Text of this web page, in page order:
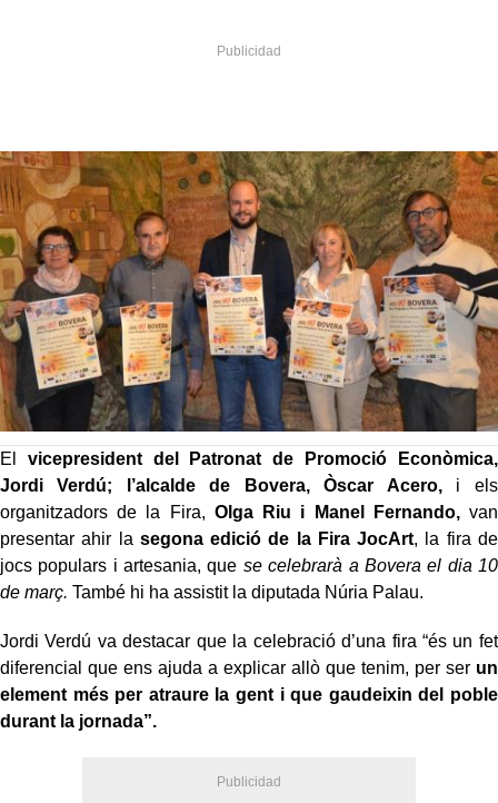
El vicepresident del Patronat de Promoció Econòmica,
Jordi Verdú; l’alcalde de Bovera, Òscar Acero,i els
organitzadors de la Fira, Olga Riu i Manel Fernando,van
presentar ahir la segona edició de la Fira JocArt, la fira de
jocs populars i artesania, que se celebrarà a Bovera el dia 10
de març. També hi ha assistit la diputada Núria Palau.
Jordi Verdú va destacar que la celebració d’una fira “és un fet
diferencial que ens ajuda a explicar allò que tenim, per serun
element més per atraure la gent i que gaudeixin del poble
durant la jornada”.